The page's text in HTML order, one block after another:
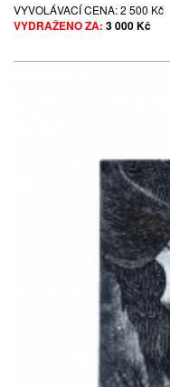
VYVOLÁVACÍ CENA:2 500 Kč
VYDRAŽENO ZA: 3 000 Kč